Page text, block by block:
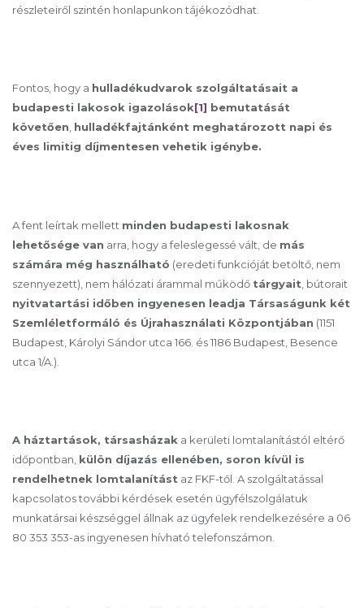
részleteiről szintén honlapunkon tájékozódhat.
Fontos, hogy a hulladékudvarok szolgáltatásait a
budapesti lakosok igazolások[1] bemutatását
követően, hulladékfajtánként meghatározott napi és
éves limitig díjmentesen vehetik igénybe.
A fent leírtak mellett minden budapesti lakosnak
lehetősége van arra, hogy a feleslegessé vált, de más
számára még használható (eredeti funkcióját betöltő, nem
szennyezett), nem hálózati árammal működő tárgyait , bútorait
nyitvatartási időben ingyenesen leadja Társaságunk két
Szemléletformáló és Újrahasználati Központjában (1151
Budapest, Károlyi Sándor utca 166. és 1186 Budapest, Besence
utca 1/A.).
A háztartások, társasházak a kerületi lomtalanítástól eltérő
időpontban, külön díjazás ellenében, soron kívül is
rendelhetnek lomtalanítást az FKF-től. A szolgáltatással
kapcsolatos további kérdések esetén ügyfélszolgálatuk
munkatársai készséggel állnak az ügyfelek rendelkezésére a 06
80 353 353-as ingyenesen hívható telefonszámon.